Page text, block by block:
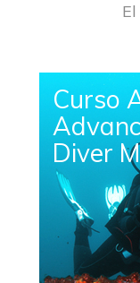
Curso
Diver